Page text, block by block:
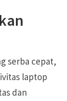
serba cepat,
laptop
dan